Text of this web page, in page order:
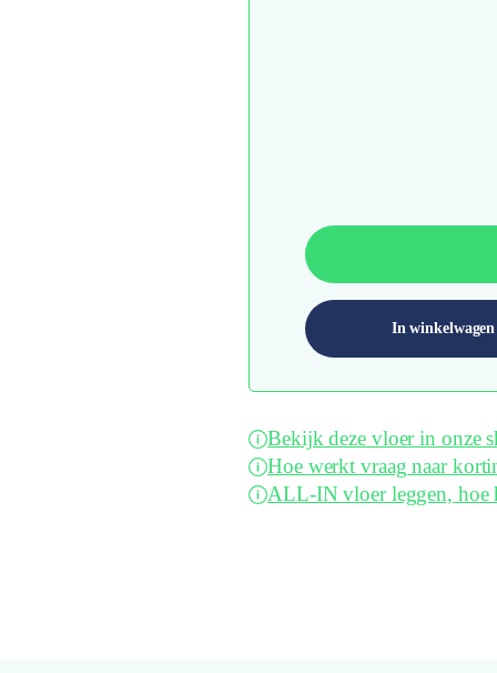
In winkelwagen
Bekijk deze vloer in onze
Hoe werkt vraag naar
ALL-IN vloer leggen, hoe